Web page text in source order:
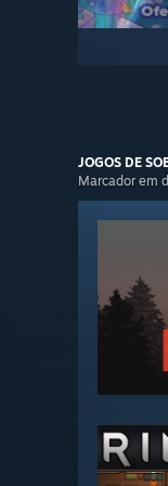
JOGOS DE
Marcador em